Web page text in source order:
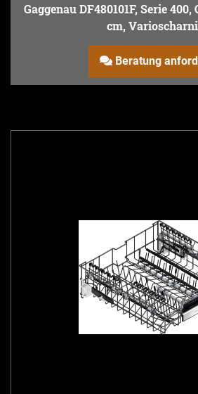
Gaggenau DF480101F, Serie
cm,
Beratung